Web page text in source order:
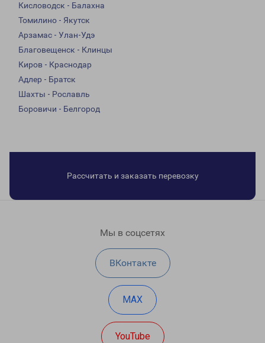
Кисловодск - Балахна
Томилино - Якутск
Арзамас - Улан-Удэ
Благовещенск - Клинцы
Киров - Краснодар
Адлер - Братск
Шахты - Рославль
Боровичи - Белгород
Рассчитать и заказать перевозку
Мы в соцсетях
ВКонтакте
MAX
YouTube